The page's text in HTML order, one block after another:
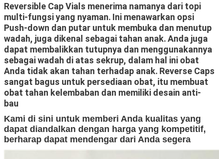
Reversible Cap Vials menerima namanya dari topi
multi-fungsi yang nyaman. Ini menawarkan opsi
Push-down dan putar untuk membuka dan menutup
wadah, juga dikenal sebagai tahan anak.Anda juga
dapat membalikkan tutupnya dan menggunakannya
sebagai wadah di atas sekrup, dalam hal ini obat
Anda tidak akan tahan terhadap anak. Reverse Caps
sangat bagus untuk persediaan obat, itu membuat
obat tahan kelembaban dan memiliki desain anti-
bau
Kami di sini untuk memberi Anda kualitas yang
dapat diandalkan dengan harga yang kompetitif,
berharap dapat mendengar dari Anda segera